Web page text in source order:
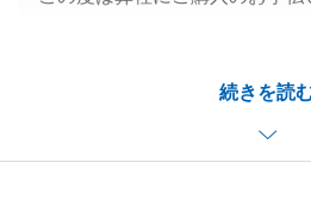
続きを読
だいたため、スムーズにご決済
また何かお役に立てることが